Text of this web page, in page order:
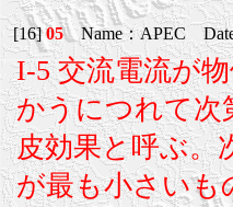
[16]05Name：APEC Date
I-5 交流電流が
かうにつれて次
皮効果と呼ぶ。
が最も小さいも